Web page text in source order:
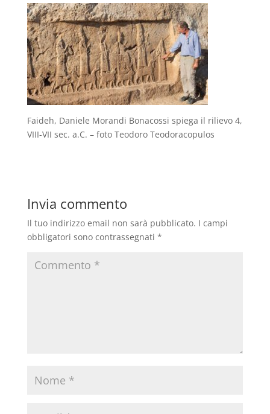
Faideh, Daniele Morandi Bonacossi spiega il rilievo 4,
VIII-VII sec. a.C. – foto Teodoro Teodoracopulos
Invia commento
Il tuo indirizzo email non sarà pubblicato. I campi
obbligatori sono contrassegnati *